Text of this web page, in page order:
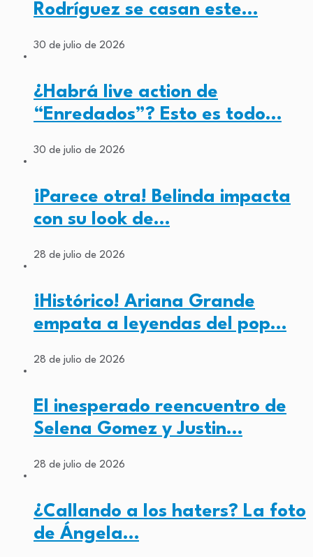
Rodríguez se casan este…
30 de julio de 2026
¿Habrá live action de
“Enredados”? Esto es todo…
30 de julio de 2026
¡Parece otra! Belinda impacta
con su look de…
28 de julio de 2026
¡Histórico! Ariana Grande
empata a leyendas del pop…
28 de julio de 2026
El inesperado reencuentro de
Selena Gomez y Justin…
28 de julio de 2026
¿Callando a los haters? La foto
de Ángela…